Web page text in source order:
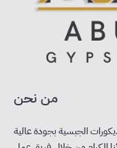
من نحن
الجبسية بجودة عالية